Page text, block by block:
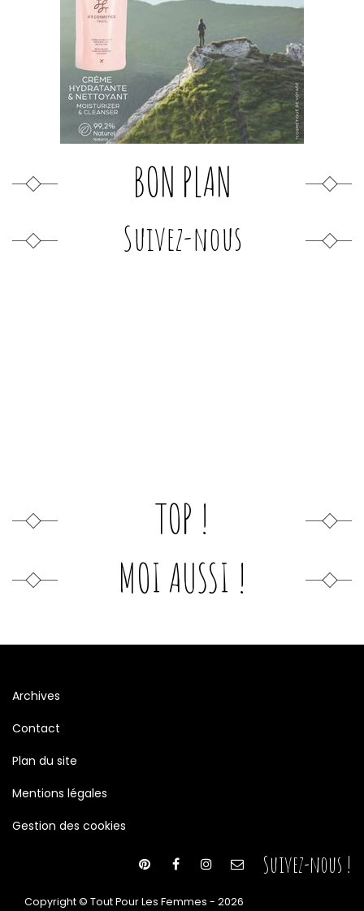
BON PLAN
Suivez-nous
TOP !
MOI AUSSI !
Archives
Contact
Plan du site
Mentions légales
Gestion des cookies
Suivez-nous !
Copyright © Tout Pour Les Femmes - 2026